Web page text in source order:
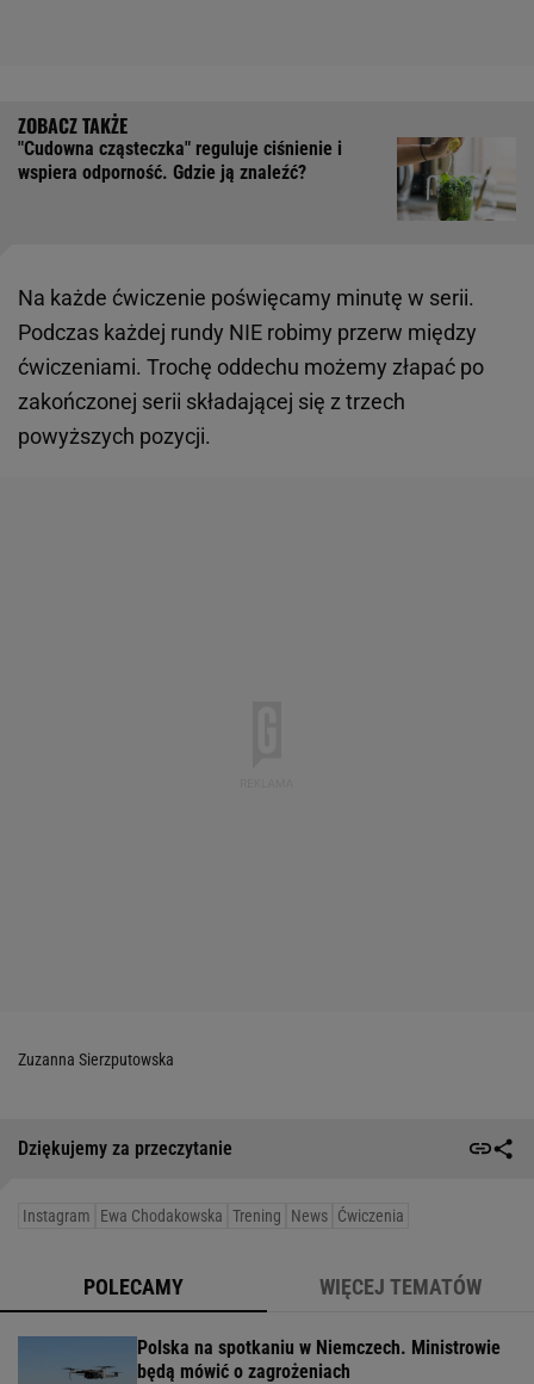
"Cudowna cząsteczka" reguluje ciśnienie i
wspiera odporność. Gdzie ją znaleźć?
Na każde ćwiczenie poświęcamy minutę w serii.
Podczas każdej rundy NIE robimy przerw między
ćwiczeniami. Trochę oddechu możemy złapać po
zakończonej serii składającej się z trzech
powyższych pozycji.
Zuzanna Sierzputowska
Dziękujemy za przeczytanie
Instagram Ewa Chodakowska Trening News Ćwiczenia
POLECAMY WIĘCEJ TEMATÓW
Polska na spotkaniu w Niemczech. Ministrowie
będą mówić o zagrożeniach